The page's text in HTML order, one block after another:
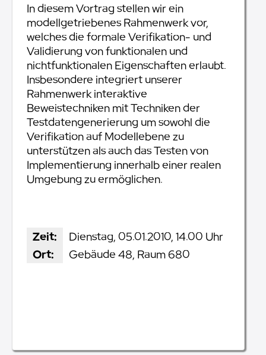
In diesem Vortrag stellen wir ein
modellgetriebenes Rahmenwerk vor,
welches die formale Verifikation- und
Validierung von funktionalen und
nichtfunktionalen Eigenschaften erlaubt.
Insbesondere integriert unserer
Rahmenwerk interaktive
Beweistechniken mit Techniken der
Testdatengenerierung um sowohl die
Verifikation auf Modellebene zu
unterstützen als auch das Testen von
Implementierung innerhalb einer realen
Umgebung zu ermöglichen.
Zeit:
Dienstag, 05.01.2010, 14.00 Uhr
Ort:
Gebäude 48, Raum 680